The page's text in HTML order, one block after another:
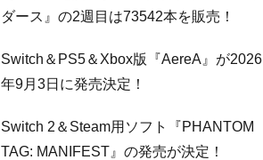
ダース』の2週目は73542本を販売！
Switch＆PS5＆Xbox版『AereA』が2026
年9月3日に発売決定！
Switch 2＆Steam用ソフト『PHANTOM
TAG: MANIFEST』の発売が決定！